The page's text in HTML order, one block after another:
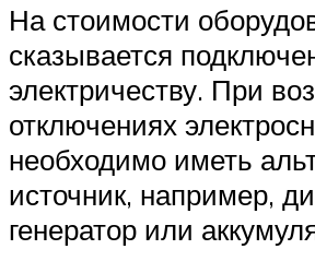
На стоимости
сказывается
электричеству. При
отключениях
необходимо иметь
источник, например,
генератор или